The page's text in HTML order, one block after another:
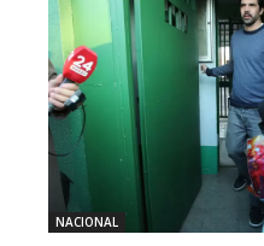
NACIONAL